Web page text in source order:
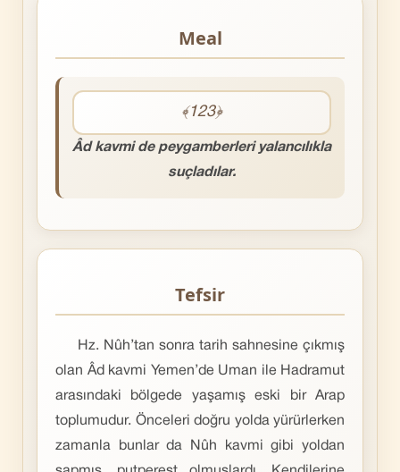
Meal
﴾123﴿
Âd kavmi de peygamberleri yalancılıkla
suçladılar.
Tefsir
Hz. Nûh’tan sonra tarih sahnesine çıkmış
olan Âd kavmi Yemen’de Uman ile Hadramut
arasındaki bölgede yaşamış eski bir Arap
toplumudur. Önceleri doğru yolda yürürlerken
zamanla bunlar da Nûh kavmi gibi yoldan